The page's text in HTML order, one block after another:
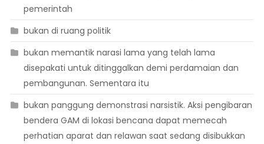
pemerintah
bukan di ruang politik
bukan memantik narasi lama yang telah lama
disepakati untuk ditinggalkan demi perdamaian dan
pembangunan. Sementara itu
bukan panggung demonstrasi narsistik. Aksi pengibaran
bendera GAM di lokasi bencana dapat memecah
perhatian aparat dan relawan saat sedang disibukkan